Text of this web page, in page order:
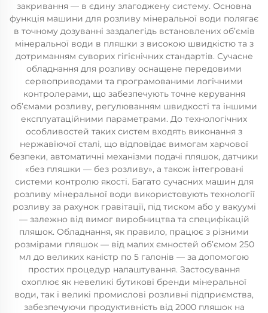
закривання — в єдину злагоджену систему. Основна
функція машини для розливу мінеральної води полягає
в точному дозуванні заздалегідь встановлених об’ємів
мінеральної води в пляшки з високою швидкістю та з
дотриманням суворих гігієнічних стандартів. Сучасне
обладнання для розливу оснащене передовими
сервоприводами та програмованими логічними
контролерами, що забезпечують точне керування
об’ємами розливу, регулюванням швидкості та іншими
експлуатаційними параметрами. До технологічних
особливостей таких систем входять виконання з
нержавіючої сталі, що відповідає вимогам харчової
безпеки, автоматичні механізми подачі пляшок, датчики
«без пляшки — без розливу», а також інтегровані
системи контролю якості. Багато сучасних машин для
розливу мінеральної води використовують технології
розливу за рахунок гравітації, під тиском або у вакуумі
— залежно від вимог виробництва та специфікацій
пляшок. Обладнання, як правило, працює з різними
розмірами пляшок — від малих ємностей об’ємом 250
мл до великих каністр по 5 галонів — за допомогою
простих процедур налаштування. Застосування
охоплює як невеликі бутикові бренди мінеральної
води, так і великі промислові розливні підприємства,
забезпечуючи продуктивність від 2000 пляшок на